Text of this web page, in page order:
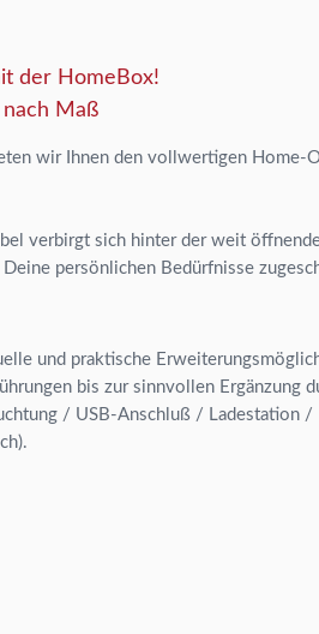
der HomeBox!
Maß
wir Ihnen den vollwertigen Home-
verbirgt sich hinter der weit
persönlichen Bedürfnisse
und praktische
bis zur sinnvollen Ergänzung
/ USB-Anschluß / Ladestation /